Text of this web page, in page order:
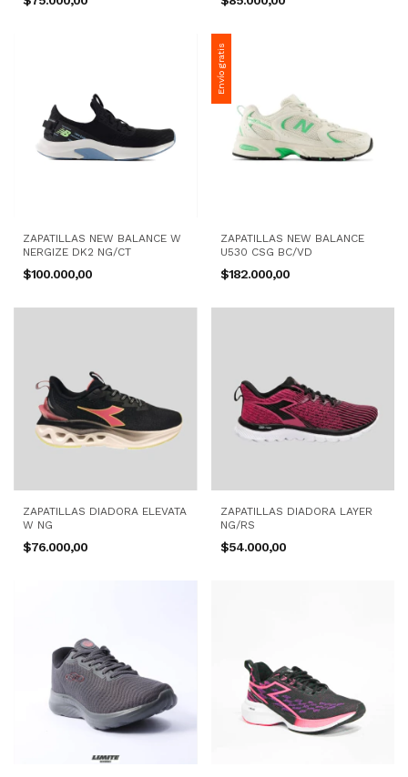
ZAPATILLAS NEW BALANCE W
NERGIZE DK2 NG/CT
$100.000,00
Envío gratis
ZAPATILLAS NEW BALANCE
U530 CSG BC/VD
$182.000,00
ZAPATILLAS DIADORA ELEVATA
W NG
$76.000,00
ZAPATILLAS DIADORA LAYER
NG/RS
$54.000,00